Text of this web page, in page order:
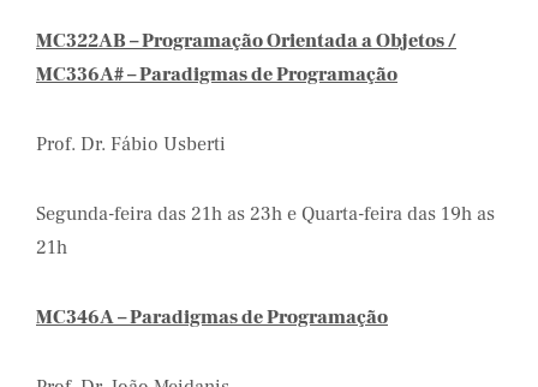
MC322AB – Programação Orientada a Objetos /
MC336A# – Paradigmas de Programação
Prof. Dr. Fábio Usberti
Segunda-feira das 21h as 23h e Quarta-feira das 19h as
21h
MC346A – Paradigmas de Programação